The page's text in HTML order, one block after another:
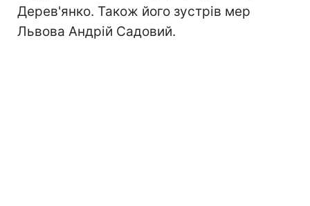
Дерев'янко. Також його зустрів мер
Львова Андрій Садовий.